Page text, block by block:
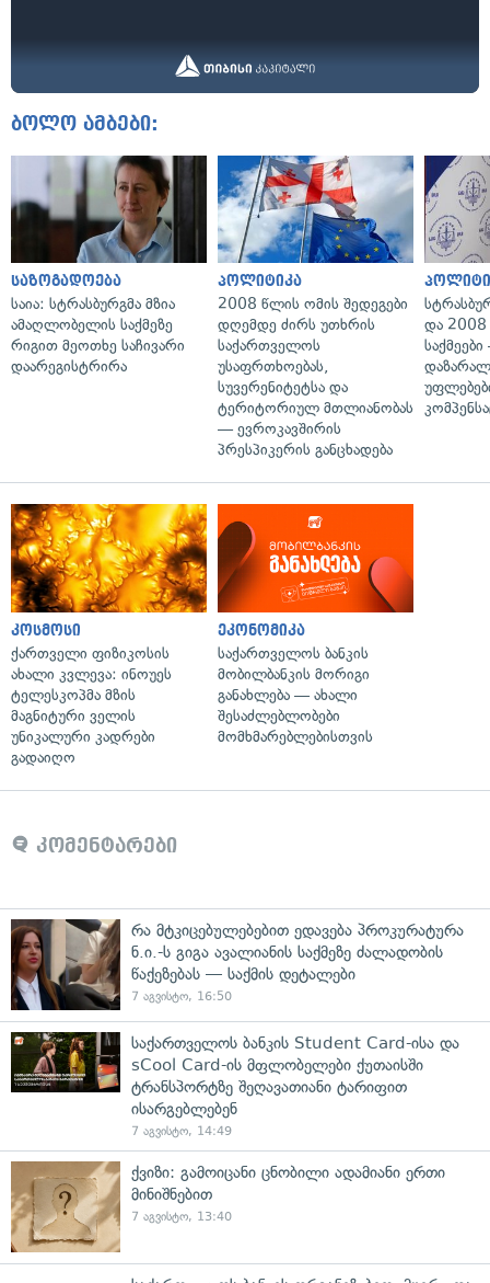
ბოლო ამბები:
საზოგადოება
საია: სტრასბურგმა მზია
ამაღლობელის საქმეზე
რიგით მეოთხე საჩივარი
დაარეგისტრირა
პოლიტიკა
2008 წლის ომის შედეგები
დღემდე ძირს უთხრის
საქართველოს
უსაფრთხოებას,
სუვერენიტეტსა და
ტერიტორიულ მთლიანობას
— ევროკავშირის
პრესპიკერის განცხადება
და 2008
კოსმოსი
ქართველი ფიზიკოსის
ახალი კვლევა: ინოუეს
ტელესკოპმა მზის
მაგნიტური ველის
უნიკალური კადრები
გადაიღო
ეკონომიკა
საქართველოს ბანკის
მობილბანკის მორიგი
განახლება — ახალი
შესაძლებლობები
მომხმარებლებისთვის
კომენტარები
რა მტკიცებულებებით ედავება პროკურატურა
ნ.ი.-ს გიგა ავალიანის საქმეზე ძალადობის
წაქეზებას — საქმის დეტალები
7 აგვისტო, 16:50
საქართველოს ბანკის Student Card-ისა და
sCool Card-ის მფლობელები ქუთაისში
ტრანსპორტზე შეღავათიანი ტარიფით
ისარგებლებენ
7 აგვისტო, 14:49
ქვიზი: გამოიცანი ცნობილი ადამიანი ერთი
მინიშნებით
7 აგვისტო, 13:40